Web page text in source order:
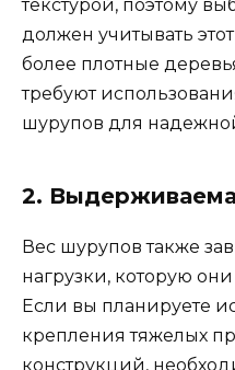
текстурой, поэтому
должен учитывать
более плотные
требуют
шурупов для
2.
Вес шурупов также
нагрузки, которую
Если вы планируете
крепления тяжелых
конструкций,